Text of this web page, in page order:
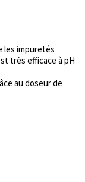
les impuretés
très efficace à pH
au doseur de